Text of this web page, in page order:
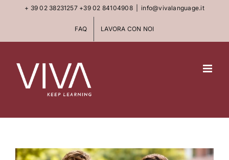
+ 39 02 38231257 +39 02 84104908 info@vivalanguage.it
FAQ LAVORA CON NOI
View